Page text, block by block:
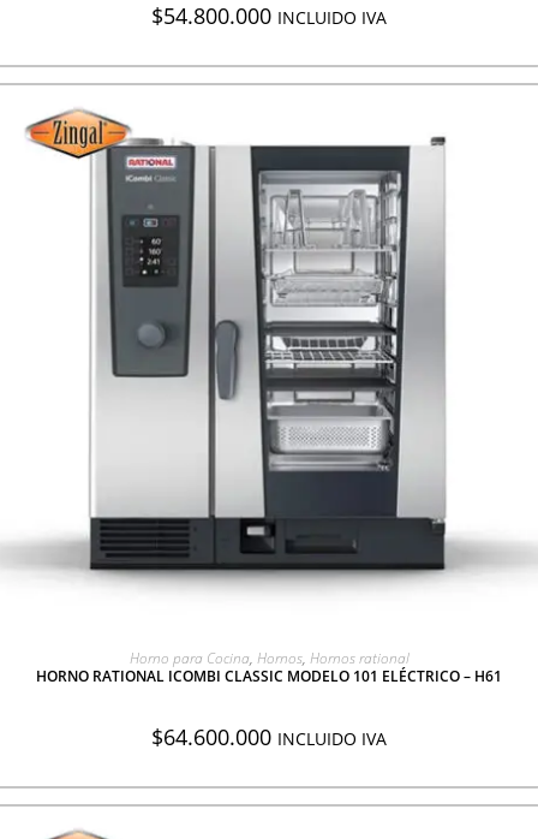
$54.800.000 INCLUIDO IVA
AGREGAR A COTIZACIÓN
Horno para Cocina, Hornos, Hornos rational
HORNO RATIONAL ICOMBI CLASSIC MODELO 101 ELÉCTRICO – H61
$64.600.000 INCLUIDO IVA